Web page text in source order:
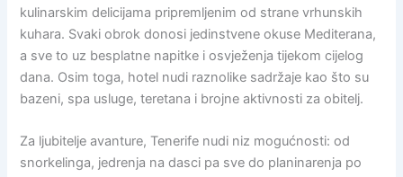
kulinarskim delicijama pripremljenim od strane vrhunskih
kuhara. Svaki obrok donosi jedinstvene okuse Mediterana,
a sve to uz besplatne napitke i osvježenja tijekom cijelog
dana. Osim toga, hotel nudi raznolike sadržaje kao što su
bazeni, spa usluge, teretana i brojne aktivnosti za obitelj.
Za ljubitelje avanture, Tenerife nudi niz mogućnosti: od
snorkelinga, jedrenja na dasci pa sve do planinarenja po